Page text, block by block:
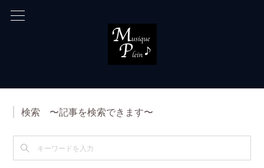
検索 〜記事を検索できます〜